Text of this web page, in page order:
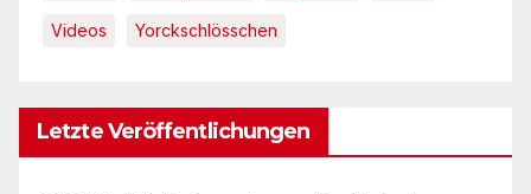
Videos Yorckschlösschen
Letzte Veröffentlichungen